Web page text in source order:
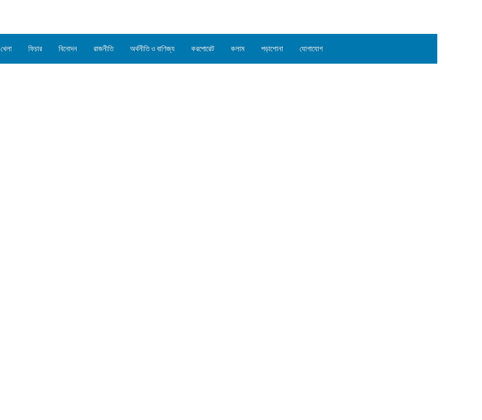
খেলা ফিচার বিনোদন রাজনীতি অর্থনীতি ও বাণিজ্য করপোরেট কলাম পড়াশোনা যোগাযোগ